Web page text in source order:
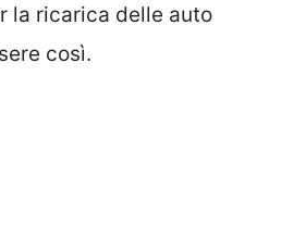
la ricarica delle auto
così.